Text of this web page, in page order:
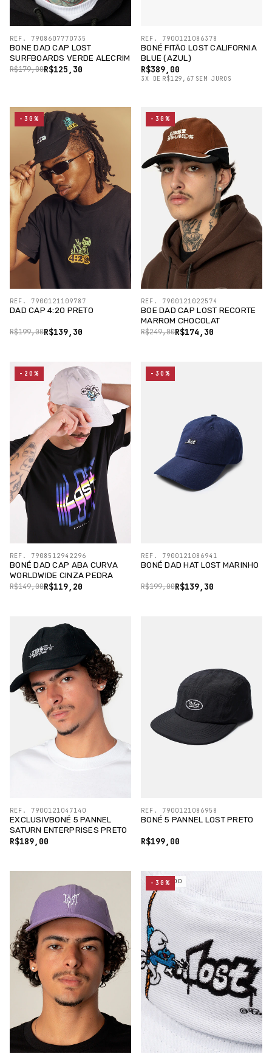
BONE DAD CAP LOST
SURFBOARDS VERDE ALECRIM
R$125,30
R$179,00
REF. 7908607770735
BONÉ FITÃO LOST CALIFORNIA
BLUE (AZUL)
R$389,00
3X DE R$129,67 SEM JUROS
REF. 7900121086378
DAD CAP 4:20 PRETO
R$139,30
R$199,00
REF. 7900121109787
-30%
BOE DAD CAP LOST RECORTE
MARROM CHOCOLAT
R$174,30
R$249,00
REF. 7900121022574
-30%
BONÉ DAD CAP ABA CURVA
WORLDWIDE CINZA PEDRA
R$119,20
R$149,00
REF. 7908512942296
-20%
BONÉ DAD HAT LOST MARINHO
R$139,30
R$199,00
REF. 7900121086941
-30%
EXCLUSIVBONÉ 5 PANNEL
SATURN ENTERPRISES PRETO
R$189,00
REF. 7900121047140
BONÉ 5 PANNEL LOST PRETO
R$199,00
REF. 7900121086958
ESGOTADO
-30%